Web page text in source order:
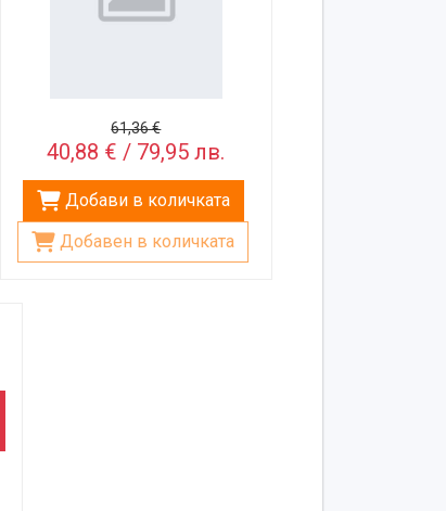
61,36 €
40,88 € / 79,95 лв.
Добави в количката
Добавен в количката